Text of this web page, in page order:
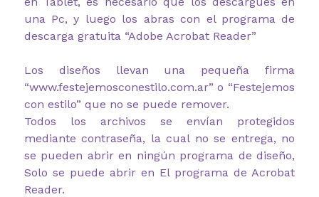
una Pc, y luego los abras con el programa de
descarga gratuita “Adobe Acrobat Reader”
Los diseños llevan una pequeña firma
“www.festejemosconestilo.com.ar” o “Festejemos
con estilo” que no se puede remover.
Todos los archivos se envían protegidos
mediante contraseña, la cual no se entrega, no
se pueden abrir en ningún programa de diseño,
Solo se puede abrir en El programa de Acrobat
Reader.